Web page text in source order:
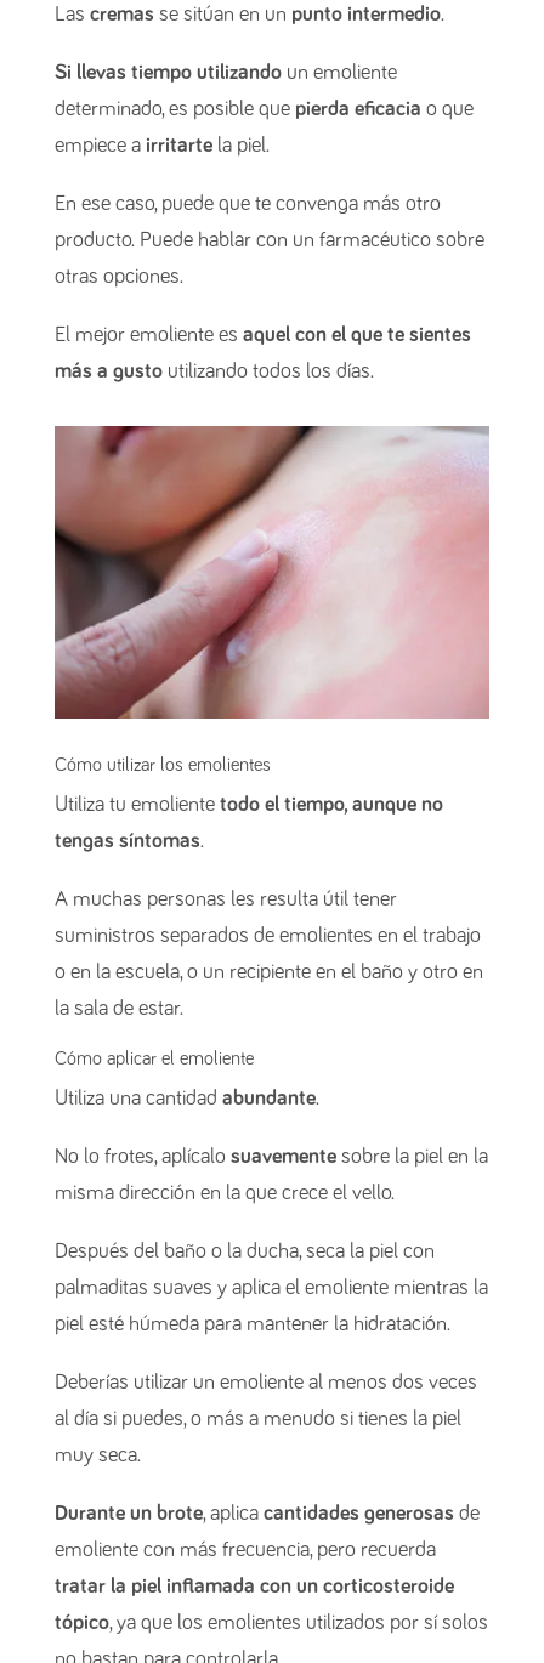
Las cremas se sitúan en un punto intermedio.
Si llevas tiempo utilizandoun emoliente
determinado, es posible que pierda eficacia o que
empiece a irritartela piel.
En ese caso, puede que te convenga más otro
producto. Puede hablar con un farmacéutico sobre
otras opciones.
El mejor emoliente es aquel con el que te sientes
más a gustoutilizando todos los días.
Cómo utilizar los emolientes
Utiliza tu emoliente todo el tiempo, aunque no
tengas síntomas.
A muchas personas les resulta útil tener
suministros separados de emolientes en el trabajo
o en la escuela, o un recipiente en el baño y otro en
la sala de estar.
Cómo aplicar el emoliente
Utiliza una cantidad abundante.
No lo frotes, aplícalo suavementesobre la piel en la
misma dirección en la que crece el vello.
Después del baño o la ducha, seca la piel con
palmaditas suaves y aplica el emoliente mientras la
piel esté húmeda para mantener la hidratación.
Deberías utilizar un emoliente al menos dos veces
al día si puedes, o más a menudo si tienes la piel
muy seca.
Durante un brote, aplica cantidades generosas de
emoliente con más frecuencia, pero recuerda
tratar la piel inflamada con un corticosteroide
tópico, ya que los emolientes utilizados por sí solos